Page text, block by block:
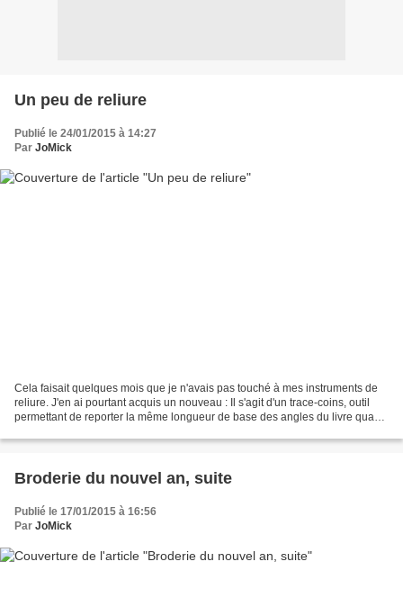
Un peu de reliure
Publié le 24/01/2015 à 14:27
Par JoMick
Cela faisait quelques mois que je n'avais pas touché à mes instruments de
reliure. J'en ai pourtant acquis un nouveau : Il s'agit d'un trace-coins, outil
permettant de reporter la même longueur de base des angles du livre quand
Broderie du nouvel an, suite
Publié le 17/01/2015 à 16:56
Par JoMick